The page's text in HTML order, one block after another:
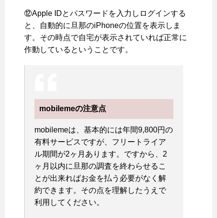
⑫Apple IDとパスワードを入力しログインする
と、自動的に旦那のiPhoneの位置を表示しま
す。その時点で自宅が表示されていれば正常に
作動しているということです。
mobilemeの注意点
mobilemeは、基本的には年間9,800円の
有料サービスですが、フリートライア
ル期間が2ヶ月あります。ですから、2
ヶ月以内に旦那の調査を終わらせるこ
とが出来ればお金を払う必要がなく解
約できます。その点を理解したうえで
利用してください。